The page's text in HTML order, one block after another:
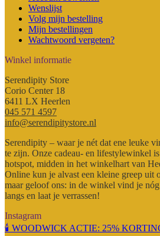
Wenslijst
Volg mijn bestelling
Mijn bestellingen
Wachtwoord vergeten?
Winkel informatie
Serendipity Store
Corio Center 18
6411 LX Heerlen
045 571 4597
info@serendipitystore.nl
Serendipity – waar je nét dat ene leuke
te zijn. Onze cadeau- en lifestylewinkel
hotspot, midden in het winkelhart van
Online kun je alvast een kleine greep uit
maar geloof ons: in de winkel vind je
langs en laat je verrassen!
Instagram
🕯️ WOODWICK ACTIE: 25%